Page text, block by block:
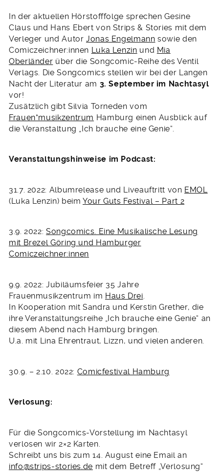
In der aktuellen Hörstofffolge sprechen Gesine
Claus und Hans Ebert von Strips & Stories mit dem
Verleger und AutorJonas Engelmann sowie den
Comiczeichner:innen Luka Lenzin und Mia
Oberländer über die Songcomic-Reihe des Ventil
Verlags. Die Songcomics stellen wir bei der Langen
Nacht der Literatur am 3. September im Nachtasyl
vor!
Zusätzlich gibt Silvia Torneden vom
Frauen*musikzentrum Hamburg einen Ausblick auf
die Veranstaltung „Ich brauche eine Genie“.
Veranstaltungshinweise im Podcast:
31.7. 2022: Albumrelease und Liveauftritt von EMOL
(Luka Lenzin) beimYour Guts Festival – Part 2
3.9. 2022: Songcomics. Eine Musikalische Lesung
mit Brezel Göring und Hamburger
Comiczeichner:innen
9.9. 2022: Jubiläumsfeier 35 Jahre
Frauenmusikzentrum im Haus Drei.
In Kooperation mit Sandra und Kerstin Grether, die
ihre Veranstaltungsreihe „Ich brauche eine Genie“ an
diesem Abend nach Hamburg bringen.
U.a. mit Lina Ehrentraut, Lizzn, und vielen anderen.
30.9. – 2.10. 2022: Comicfestival Hamburg
Verlosung:
Für die Songcomics-Vorstellung im Nachtasyl
verlosen wir 2×2 Karten.
Schreibt uns bis zum 14. August eine Email an
info@strips-stories.de mit dem Betreff „Verlosung“